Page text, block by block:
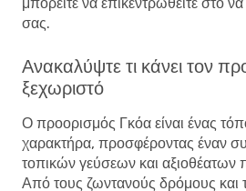
σας.
Ανακαλύψτε τι κάνει τον
ξεχωριστό
Ο προορισμός Γκόα είναι ένας
χαρακτήρα, προσφέροντας έναν
τοπικών γεύσεων και αξιοθέατων
Από τους ζωντανούς δρόμους και